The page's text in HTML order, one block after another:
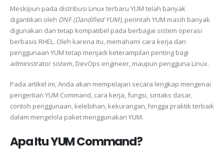
Meskipun pada distribusi Linux terbaru YUM telah banyak
digantikan oleh DNF (Dandified YUM), perintah YUM masih banyak
digunakan dan tetap kompatibel pada berbagai sistem operasi
berbasis RHEL. Oleh karena itu, memahami cara kerja dan
penggunaan YUM tetap menjadi keterampilan penting bagi
administrator sistem, DevOps engineer, maupun pengguna Linux.
Pada artikel ini, Anda akan mempelajari secara lengkap mengenai
pengertian YUM Command, cara kerja, fungsi, sintaks dasar,
contoh penggunaan, kelebihan, kekurangan, hingga praktik terbaik
dalam mengelola paket menggunakan YUM.
Apa Itu YUM Command?